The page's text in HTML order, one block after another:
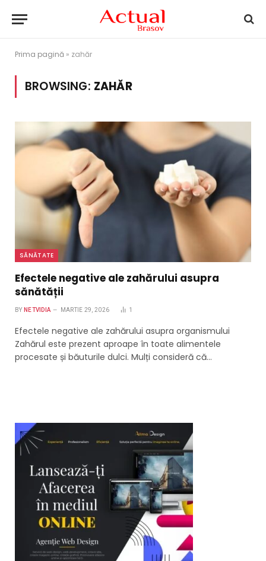
Prima pagină » zahăr
BROWSING: ZAHĂR
SĂNĂTATE
Efectele negative ale zahărului asupra
sănătății
BY NETVIDIA MARTIE 29, 2026 1
Efectele negative ale zahărului asupra organismului
Zahărul este prezent aproape în toate alimentele
procesate și băuturile dulci. Mulți consideră că…